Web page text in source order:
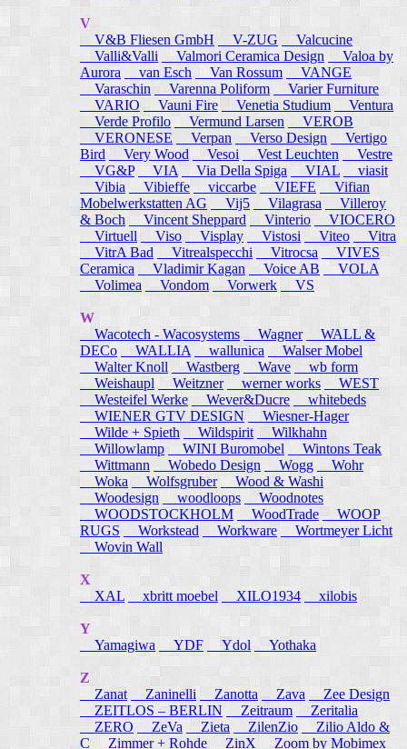
V
V&B Fliesen GmbH
V-ZUG
Valcucine
Valli&Valli
Valmori Ceramica Design
Valoa by
Aurora
van Esch Van Rossum
VANGE
Varaschin
Varenna Poliform
Varier Furniture
VARIO
Vauni Fire Venetia Studium
Ventura
Verde Profilo
Vermund Larsen
VEROB
VERONESE
Verpan Verso Design
Vertigo
Bird
Very Wood Vesoi Vest Leuchten
Vestre
VG&P
VIA Via Della Spiga VIAL
viasit
Vibia
Vibieffe viccarbe VIEFE
Vifian
Mobelwerkstatten AG
Vij5 Vilagrasa
Villeroy
& Boch
Vincent Sheppard Vinterio
VIOCERO
Virtuell
Viso Visplay Vistosi Viteo
Vitra
VitrA Bad
Vitrealspecchi Vitrocsa
VIVES
Ceramica
Vladimir Kagan Voice AB
VOLA
Volimea
Vondom Vorwerk VS
W
Wacotech - Wacosystems
Wagner
WALL &
DECo
WALLIA wallunica
Walser Mobel
Walter Knoll
Wastberg Wave
wb form
Weishaupl
Weitzner werner works
WEST
Westeifel Werke
Wever&Ducre
whitebeds
WIENER GTV DESIGN
Wiesner-Hager
Wilde + Spieth
Wildspirit
Wilkhahn
Willowlamp
WINI Buromobel
Wintons Teak
Wittmann
Wobedo Design Wogg
Wohr
Woka
Wolfsgruber
Wood & Washi
Woodesign
woodloops
Woodnotes
WOODSTOCKHOLM
WoodTrade
WOOP
RUGS
Workstead Workware
Wortmeyer Licht
Wovin Wall
X
XAL
xbritt moebel XILO1934 xilobis
Y
Yamagiwa
YDF Ydol Yothaka
Z
Zanat
Zaninelli Zanotta Zava
Zee Design
ZEITLOS – BERLIN
Zeitraum
Zeritalia
ZERO
ZeVa Zieta ZilenZio
Zilio Aldo &
C
Zimmer + Rohde ZinX
Zoom by Mobimex